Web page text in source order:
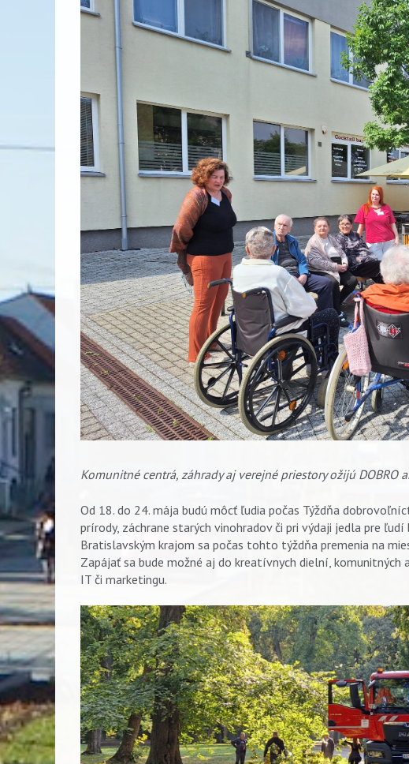
Komunitné centrá, záhrady aj verejné priestory ožijú
Od 18. do 24. mája budú môcť ľudia počas Týždňa
prírody, záchrane starých vinohradov či pri výdaji jedla pre
Bratislavským krajom sa počas tohto týždňa premenia na
Zapájať sa bude možné aj do kreatívnych dielní,
IT či marketingu.